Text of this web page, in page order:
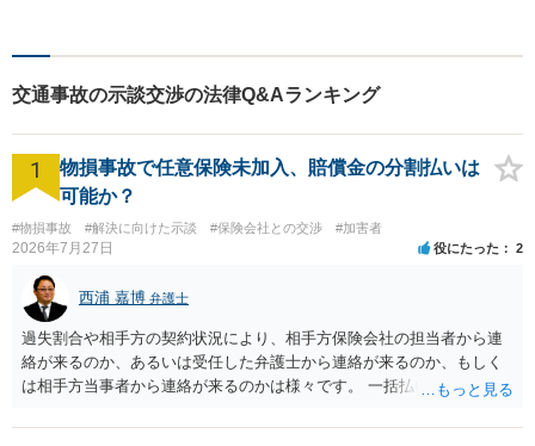
解決。【公式LINE】連絡も便
利！お気軽にご相談くださ
い！
交通事故の示談交渉の法律Q&Aランキング
1
物損事故で任意保険未加入、賠償金の分割払いは
可能か？
#物損事故 #解決に向けた示談 #保険会社との交渉 #加害者
2026年7月27日 役にたった 2
西浦 嘉博 弁護士
過失割合や相手方の契約状況により、相手方保険会社の担当者から連
絡が来るのか、あるいは受任した弁護士から連絡が来るのか、もしく
は相手方当事者から連絡が来るのかは様々です。 一括払いや分割払い
金の支払いにつき、分割払いに合意すれば、和解は可能です。 他方で